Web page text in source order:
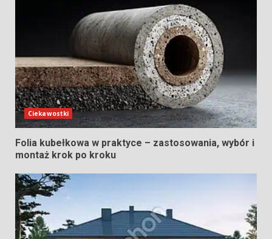
Ciekawostki
Folia kubełkowa w praktyce – zastosowania, wybór i
montaż krok po kroku